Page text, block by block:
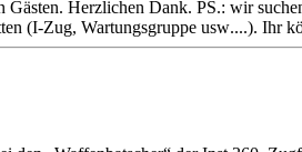
Herzlichen Dank. PS.: wir
(I-Zug, Wartungsgruppe usw....).